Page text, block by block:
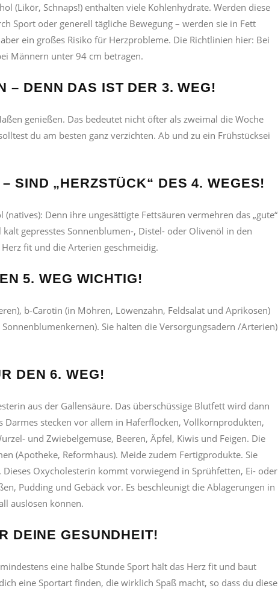
(Likör, Schnaps!) enthalten viele Kohlenhydrate. Werden diese
Sport oder generell tägliche Bewegung – werden sie in Fett
ein großes Risiko für Herzprobleme. Die Richtlinien hier: Bei
Männern unter 94 cm betragen.
– DENN DAS IST DER 3. WEG!
genießen. Das bedeutet nicht öfter als zweimal die Woche
du am besten ganz verzichten. Ab und zu ein Frühstücksei
SIND „HERZSTÜCK“ DES 4. WEGES!
Denn ihre ungesättigte Fettsäuren vermehren das „gute“
gepresstes Sonnenblumen-, Distel- oder Olivenöl in den
fit und die Arterien geschmeidig.
5. WEG WICHTIG!
b-Carotin (in Möhren, Löwenzahn, Feldsalat und Aprikosen)
Sie halten die Versorgungsadern /Arterien)
DEN 6. WEG!
aus der Gallensäure. Das überschüssige Blutfett wird dann
Darmes stecken vor allem in Haferflocken, Vollkornprodukten,
und Zwiebelgemüse, Beeren, Äpfel, Kiwis und Feigen. Die
(Apotheke, Reformhaus). Meide zudem Fertigprodukte. Sie
Oxycholesterin kommt vorwiegend in Sprühfetten, Ei- oder
Pudding und Gebäck vor. Es beschleunigt die Ablagerungen in
auslösen können.
DEINE GESUNDHEIT!
eine halbe Stunde Sport hält das Herz fit und baut
eine Sportart finden, die wirklich Spaß macht, so dass du diese